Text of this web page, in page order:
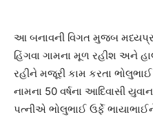
આ બનાવની વિગત મુજબ
હિંગવા ગામના મૂળ રહીશ અને
રહીને મજૂરી કામ કરતા
નામના 50 વર્ષના આદિવાસી
પત્નીએ ભોલુભાઈ ઉર્ફે ભાયાભાઈને